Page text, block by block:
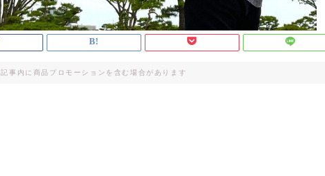
記事内に商品プロモーションを含む場合があります